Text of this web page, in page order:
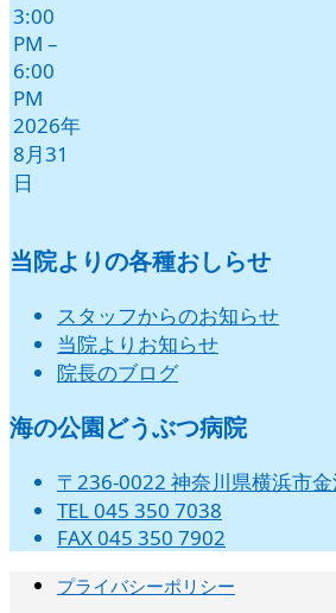
3:00
PM –
6:00
PM
2026年
8月31
日
当院よりの各種おしらせ
スタッフからのお知らせ
当院よりお知らせ
院長のブログ
海の公園どうぶつ病院
〒236-0022 神奈川県横浜市
TEL 045 350 7038
FAX 045 350 7902
プライバシーポリシー